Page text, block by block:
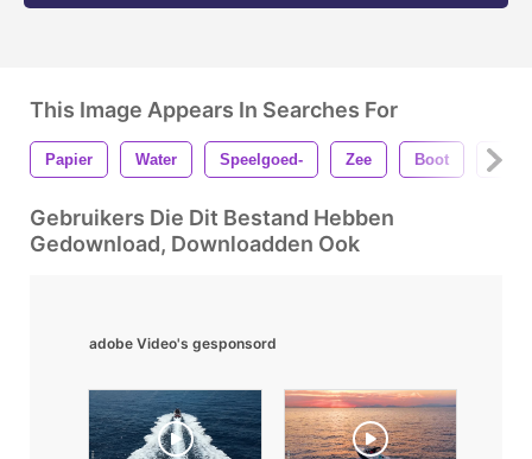
This Image Appears In Searches For
Papier Water Speelgoed- Zee Boot
Gebruikers Die Dit Bestand Hebben
Gedownload, Downloadden Ook
adobe Video's gesponsord